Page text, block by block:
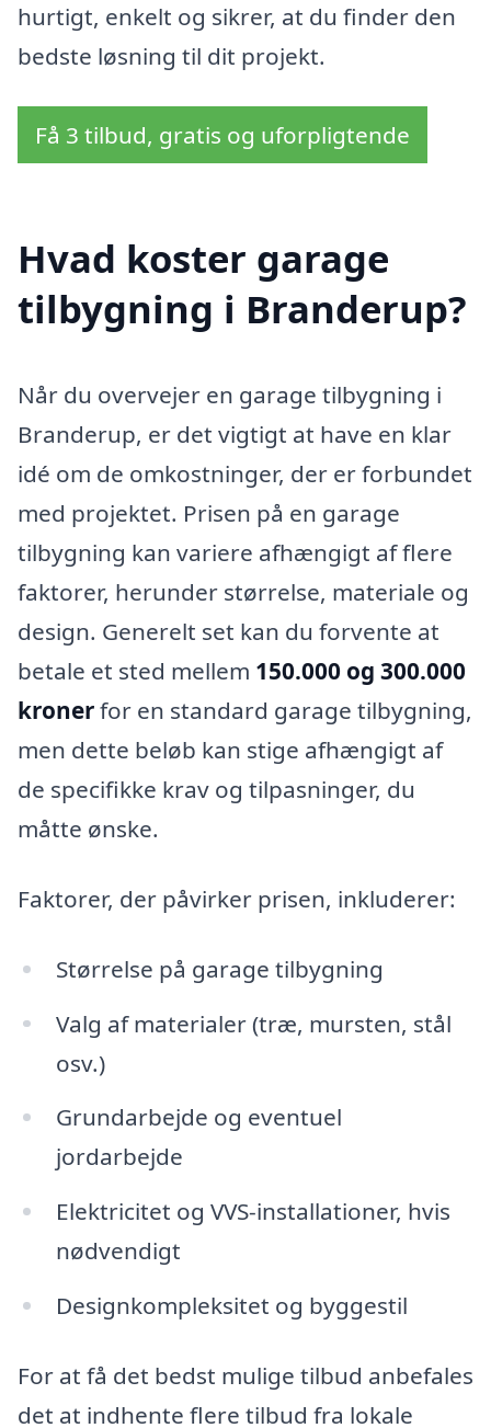
hurtigt, enkelt og sikrer, at du finder den
bedste løsning til dit projekt.
Få 3 tilbud, gratis og uforpligtende
Hvad koster garage
tilbygning i Branderup?
Når du overvejer en garage tilbygning i
Branderup, er det vigtigt at have en klar
idé om de omkostninger, der er forbundet
med projektet. Prisen på en garage
tilbygning kan variere afhængigt af flere
faktorer, herunder størrelse, materiale og
design. Generelt set kan du forvente at
betale et sted mellem 150.000 og 300.000
kronerfor en standard garage tilbygning,
men dette beløb kan stige afhængigt af
de specifikke krav og tilpasninger, du
måtte ønske.
Faktorer, der påvirker prisen, inkluderer:
Størrelse på garage tilbygning
Valg af materialer (træ, mursten, stål
osv.)
Grundarbejde og eventuel
jordarbejde
Elektricitet og VVS-installationer, hvis
nødvendigt
Designkompleksitet og byggestil
For at få det bedst mulige tilbud anbefales
det at indhente flere tilbud fra lokale